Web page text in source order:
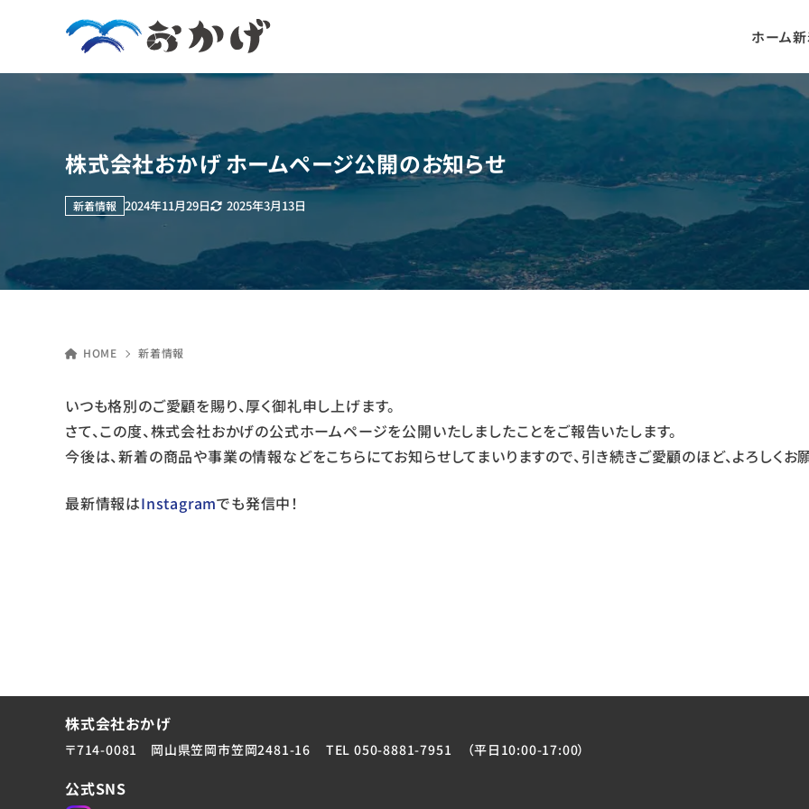
ホーム
株式会社おかげ ホームページ公開のお知らせ
新着情報 2024年11月29日 2025年3月13日
HOME 新着情報
いつも格別のご愛顧を賜り、厚く御礼申し上げます。
さて、この度、株式会社おかげの公式ホームページを公開いたしましたことをご報告いたします。
今後は、新着の商品や事業の情報などをこちらにてお知らせしてまいりますので、引き続きご愛顧のほど、よろしくお
最新情報はInstagramでも発信中！
株式会社おかげ
〒714-0081 岡山県笠岡市笠岡2481-16 TEL 050-8881-7951 （平日10:00-17:00）
公式SNS